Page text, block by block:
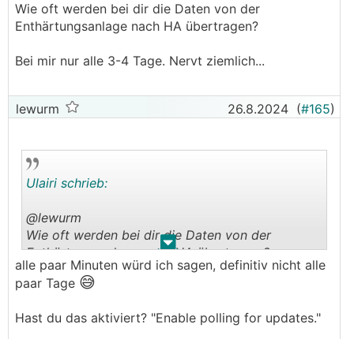
Wie oft werden bei dir die Daten von der
Enthärtungsanlage nach HA übertragen?
Bei mir nur alle 3-4 Tage. Nervt ziemlich...
lewurm 26.8.2024 (#165)
. .
Ulairi schrieb:
@lewurm
Wie oft werden bei dir die Daten von der
Enthärtungsanlage nach HA übertragen?
Bei mir nur alle 3-4 Tage. Nervt ziemlich...
alle paar Minuten würd ich sagen, definitiv nicht alle
paar Tage 😅
Hast du das aktiviert? "Enable polling for updates."